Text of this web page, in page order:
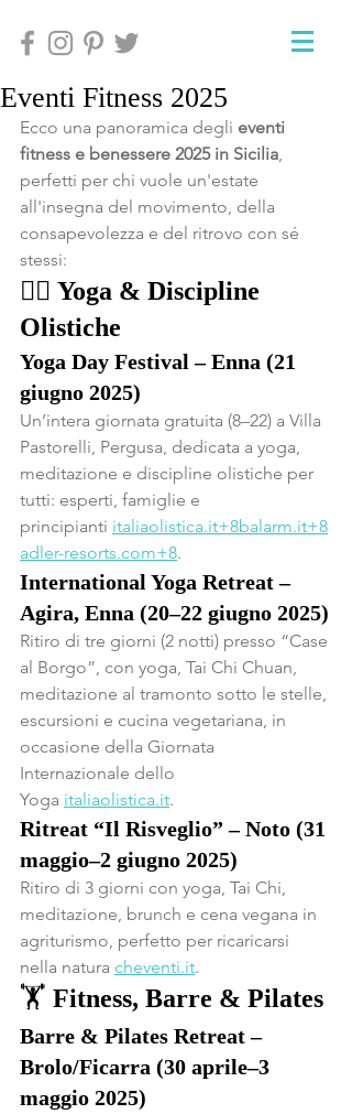
Eventi Fitness 2025
Ecco una panoramica degli eventi
fitness e benessere 2025 in Sicilia,
perfetti per chi vuole un'estate
all'insegna del movimento, della
consapevolezza e del ritrovo con sé
stessi:
🧘‍♀️ Yoga & Discipline
Olistiche
Yoga Day Festival – Enna (21
giugno 2025)
Un’intera giornata gratuita (8–22) a Villa
Pastorelli, Pergusa, dedicata a yoga,
meditazione e discipline olistiche per
tutti: esperti, famiglie e
principianti italiaolistica.it+8balarm.it+8
adler-resorts.com+8.
International Yoga Retreat –
Agira, Enna (20–22 giugno 2025)
Ritiro di tre giorni (2 notti) presso “Case
al Borgo”, con yoga, Tai Chi Chuan,
meditazione al tramonto sotto le stelle,
escursioni e cucina vegetariana, in
occasione della Giornata
Internazionale dello
Yoga italiaolistica.it.
Ritreat “Il Risveglio” – Noto (31
maggio–2 giugno 2025)
Ritiro di 3 giorni con yoga, Tai Chi,
meditazione, brunch e cena vegana in
agriturismo, perfetto per ricaricarsi
nella natura cheventi.it.
🏋️ Fitness, Barre & Pilates
Barre & Pilates Retreat –
Brolo/Ficarra (30 aprile–3
maggio 2025)